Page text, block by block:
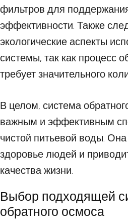
фильтров для
эффективности. Также
экологические аспекты
системы, так как процесс
требует значительного
В целом, система
важным и эффективным
чистой питьевой воды.
здоровье людей и
качества жизни.
Выбор подходящей
обратного осмоса